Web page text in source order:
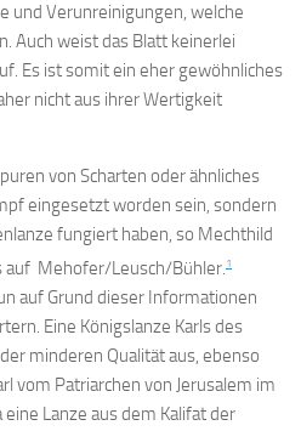
und Verunreinigungen, welche
Auch weist das Blatt keinerlei
Es ist somit ein eher gewöhnliches
nicht aus ihrer Wertigkeit
von Scharten oder ähnliches
eingesetzt worden sein, sondern
fungiert haben, so Mechthild
auf Mehofer/Leusch/Bühler.1
auf Grund dieser Informationen
Eine Königslanze Karls des
minderen Qualität aus, ebenso
vom Patriarchen von Jerusalem im
Lanze aus dem Kalifat der